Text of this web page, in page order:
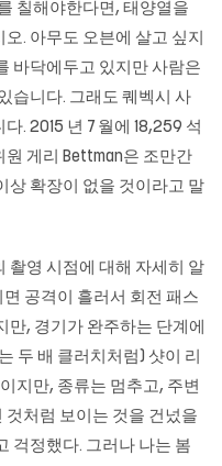
칠해야한다면, 태양열을
. 아무도 오븐에 살고 싶지
바닥에두고 있지만 사람은
습니다. 그래도 퀘벡시 사
. 2015 년 7 월에 18,259 석
원 게리 Bettman은 조만간
상 확장이 없을 것이라고 말
촬영 시점에 대해 자세히 알
공격이 흘러서 회전 패스
만, 경기가 완주하는 단계에
두 배 클러치처럼) 샷이 리
지만, 종류는 멈추고, 주변
것처럼 보이는 것을 건넜을
걱정했다. 그러나 나는 봄